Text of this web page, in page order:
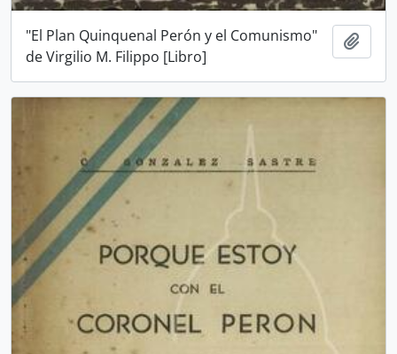
"El Plan Quinquenal Perón y el Comunismo"
de Virgilio M. Filippo [Libro]